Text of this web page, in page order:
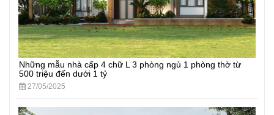
Những mẫu nhà cấp 4 chữ L 3 phòng ngủ 1 phòng thờ từ
500 triệu đến dưới 1 tỷ
27/05/2025